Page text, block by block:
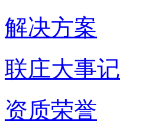
解决方案
联庄大事记
资质荣誉